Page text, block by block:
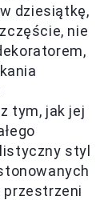
dziesiątkę,
nie
tym, jak jej
styl
przestrzeni